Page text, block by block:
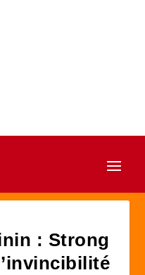
: Strong